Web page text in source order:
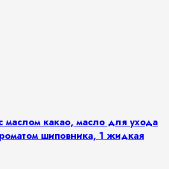
маслом какао, масло для ухода
шиповника, 1 жидкая